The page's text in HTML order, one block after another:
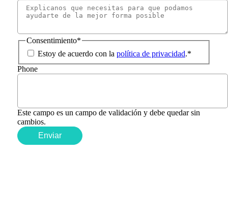
Consentimiento*
Estoy de acuerdo con la política de privacidad.*
Phone
Este campo es un campo de validación y debe quedar sin
cambios.